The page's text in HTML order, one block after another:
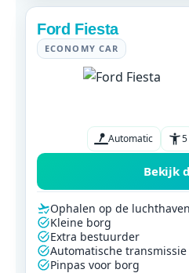
Ford Fiesta
ECONOMY CAR
Automatic 5
Bekijk
Ophalen op de luchthaven
Kleine borg
Extra bestuurder
Automatische transmissie
Pinpas voor borg